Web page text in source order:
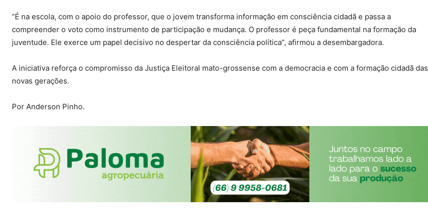
“É na escola, com o apoio do professor, que o jovem transforma informação em consciência cidadã e passa a
compreender o voto como instrumento de participação e mudança. O professor é peça fundamental na formação da
juventude. Ele exerce um papel decisivo no despertar da consciência política”, afirmou a desembargadora.
A iniciativa reforça o compromisso da Justiça Eleitoral mato-grossense com a democracia e com a formação cidadã das
novas gerações.
Por Anderson Pinho.